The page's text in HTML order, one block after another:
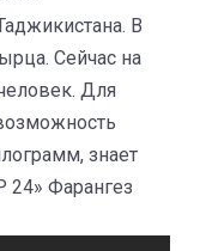
В
Сейчас на
Для
знает
24» Фарангез